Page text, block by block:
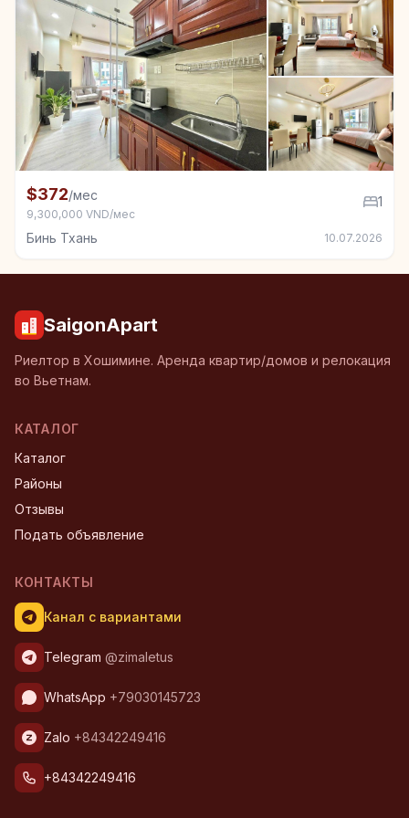
Квартира в аренду в Бинь Тхань, 1 спал.
$372/мес
9,300,000 VND/мес
1
Бинь Тхань 10.07.2026
SaigonApart
Риелтор в Хошимине. Аренда квартир/домов и релокация
во Вьетнам.
КАТАЛОГ
Каталог
Районы
Отзывы
Подать объявление
КОНТАКТЫ
Канал с вариантами
Telegram @zimaletus
WhatsApp +79030145723
Zalo +84342249416
+84342249416